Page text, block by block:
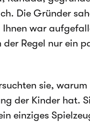
Die Gründer
Ihnen war
der Regel nur ein
sie,
der Kinder hat.
einziges